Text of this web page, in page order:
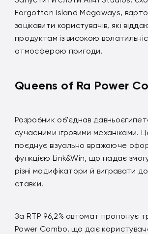
Forgotten Island Megaways,
зацікавити користувачів, які
продуктам із високою
атмосферою пригоди.
Queens of Ra Power
Розробник об'єднав
сучасними ігровими механіками.
поєднує візуально вражаюче
функцією Link&Win, що надає
різні модифікатори й вигравати
ставки.
За RTP 96,2% автомат пропонує
Power Combo, що дає